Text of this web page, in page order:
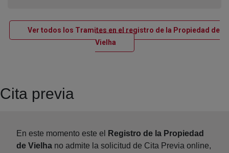
Ver todos los Tramites en el registro de la Propiedad de
VielhaVentana nueva
Cita previa
En este momento este el
Registro de la Propiedad
de Vielha no admite la solicitud de Cita Previa online,